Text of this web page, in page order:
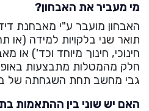
מי מעביר את האבחון?
האבחון מועבר ע"י מאבחנת
תואר שני בלקויות למידה (או
חינוכי, חינוך מיוחד וכד')
חלק מהמטלות מתבצעות
גבי מחשב תחת השגחתה של
האם יש שוני בין ההתאמות